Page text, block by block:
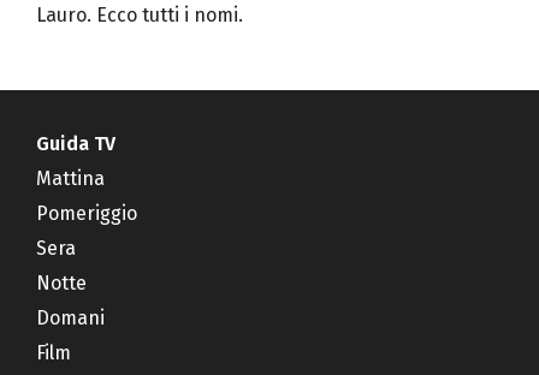
Lauro. Ecco tutti i nomi.
Guida TV
Mattina
Pomeriggio
Sera
Notte
Domani
Film